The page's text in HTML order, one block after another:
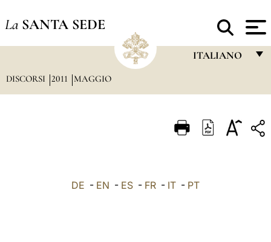
La SANTA SEDE
ITALIANO
ITALIANO
DISCORSI 2011 MAGGIO
DE - EN - ES - FR - IT - PT